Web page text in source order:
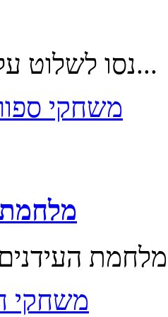
נסו לשלוט על אופנוע ים...
משחקי
מלחמת
משחקי